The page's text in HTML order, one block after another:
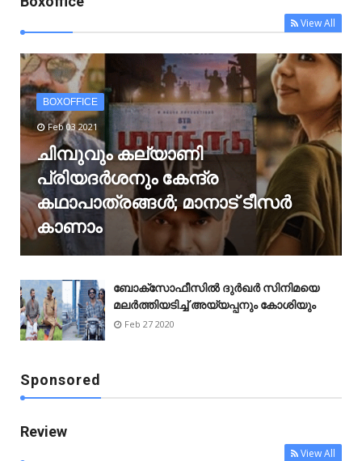
View All
BOXOFFICE
Feb 03 2021
ചിമ്പുവും കല്യാണി
പ്രിയദർശനും കേന്ദ്ര
കഥാപാത്രങ്ങൾ; മാനാട് ടീസർ
കാണാം
ബോക്‌സോഫീസിൽ ദുർഖർ സിനിമയെ
മലർത്തിയടിച്ച് അയ്യപ്പനും കോശിയും
Feb 27 2020
Sponsored
Review
View All